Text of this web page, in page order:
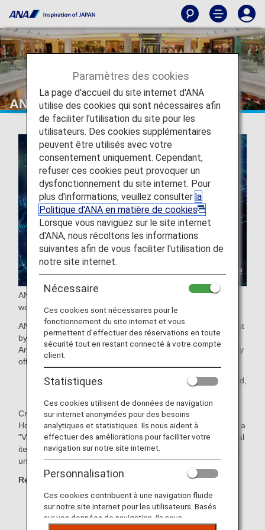
ANA GranWhale
ANA presents a new travel experience connecting the real
world and the virtual world!
ANA GranWhale allows users to experience virtual travel just
by using their smartphone.
Amazing destinations and cultures recreated in virtual reality
offer a safe and comfortable experience.
* Areas of service: Japan, Taiwan, Hong Kong, Thailand,
Create your own original avatar and travel to Kyoto,
Hokkaido and other regions with your friends and family on a
"V-TRIP" or enjoy "Sky Mall", where you can purchase digital
items and e-commerce products through ANA GranWhale's
unique shopping experience.
Recommended for those who:
Like traveling
Want travel information
Paramètres des cookies
La page d'accueil du site internet d'ANA
utilise des cookies qui sont nécessaires afin
de faciliter l'utilisation du site pour les
utilisateurs. Des cookies supplémentaires
peuvent être utilisés avec votre
consentement uniquement. Cependant,
refuser ces cookies peut provoquer un
dysfonctionnement du site internet. Pour
plus d'informations, veuillez consulter la
Politique d'ANA en matière de cookies
.
Lorsque vous naviguez sur le site internet
d'ANA, nous récoltons les informations
suivantes afin de vous faciliter l'utilisation de
notre site internet.
Nécessaire
Ces cookies sont nécessaires pour le
fonctionnement du site internet et vous
permettent d'effectuer des réservations en toute
sécurité tout en restant connecté à votre compte
client.
Statistiques
Ces cookies utilisent de données de navigation
sur internet anonymées pour des besoins
analytiques et statistiques. Ils nous aident à
effectuer des améliorations pour faciliter votre
navigation sur notre site internet.
Personnalisation
Ces cookies contribuent à une navigation fluide
sur notre site internet pour les utilisateurs. Basés
sur vos données de navigation, ils nous